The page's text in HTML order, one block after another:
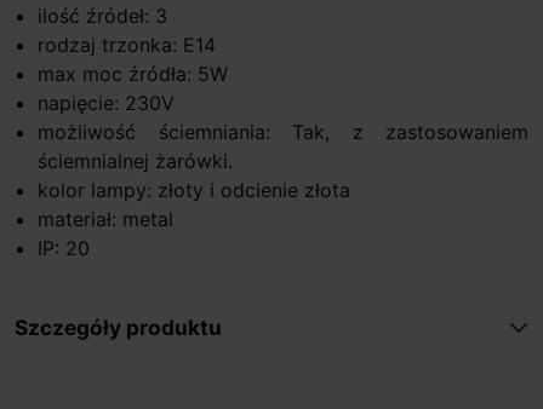
ilość źródeł: 3
rodzaj trzonka: E14
max moc źródła: 5W
napięcie: 230V
możliwość ściemniania: Tak, z zastosowaniem
ściemnialnej żarówki.
kolor lampy: złoty i odcienie złota
materiał: metal
IP: 20
Szczegóły produktu